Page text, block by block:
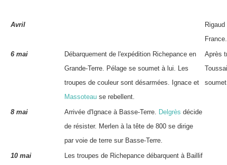
Avril
France.
6 mai
Débarquement de l'expédition Richepance en
Grande-Terre.
Pélage se soumet à lui. Les
troupes de couleur sont désarmées.
Ignace et
Massoteau se rebellent.
Après
8 mai Arrivée d' Ignace à Basse-Terre. Delgrès décide
de résister. Merlen à la tête de 800 se dirige
par voie de terre sur Basse-Terre.
10 mai
Les troupes de Richepance débarquent à Baillif